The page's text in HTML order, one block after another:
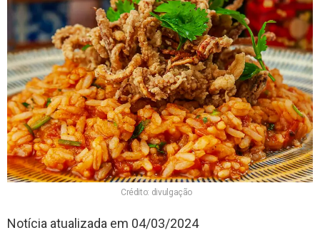
Crédito: divulgação
Notícia atualizada em 04/03/2024